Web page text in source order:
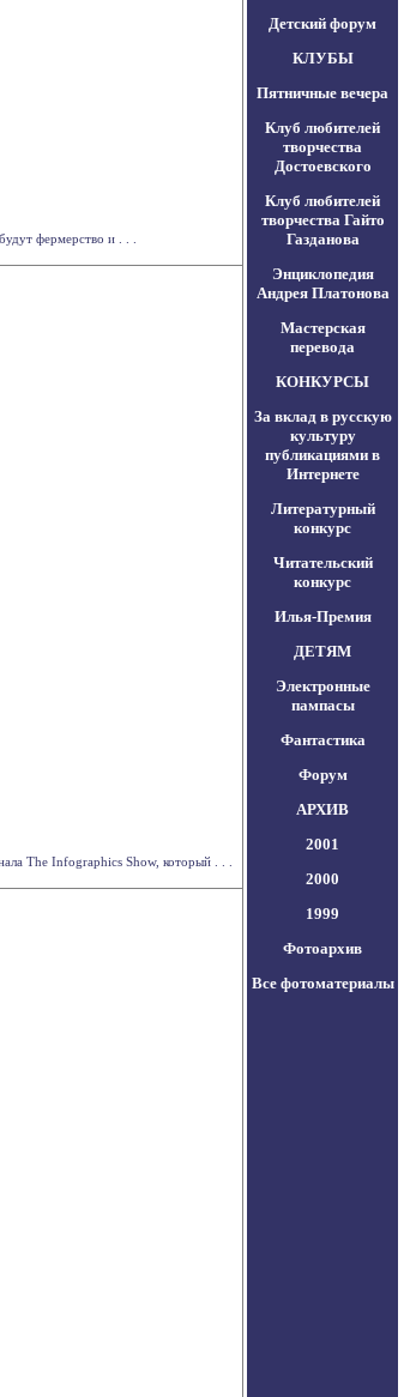
фермерство и . . .
The Infographics Show, который . . .
Детский форум
КЛУБЫ
Пятничные вечера
Клуб любителей
творчества
Достоевского
Клуб любителей
творчества Гайто
Газданова
Энциклопедия
Андрея Платонова
Мастерская
перевода
КОНКУРСЫ
За вклад в русскую
культуру
публикациями в
Интернете
Литературный
конкурс
Читательский
конкурс
Илья-Премия
ДЕТЯМ
Электронные
пампасы
Фантастика
Форум
АРХИВ
2001
2000
1999
Фотоархив
Все фотоматериалы